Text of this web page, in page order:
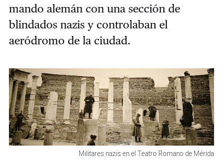
mando alemán con una sección de
blindados nazis y controlaban el
aeródromo de la ciudad.
Militares nazis en el Teatro Romano de Mérida